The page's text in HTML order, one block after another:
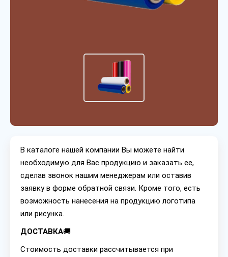
В каталоге нашей компании Вы можете найти
необходимую для Вас продукцию и заказать ее,
сделав звонок нашим менеджерам или оставив
заявку в форме обратной связи. Кроме того, есть
возможность нанесения на продукцию логотипа
или рисунка.
ДОСТАВКА🚚
Стоимость доставки рассчитывается при